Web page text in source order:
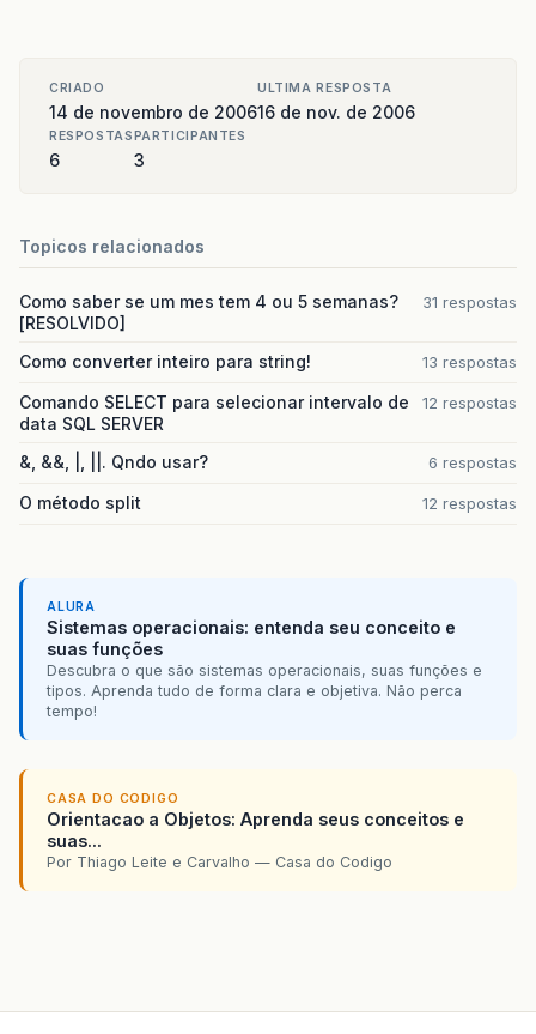
CRIADO
14 de novembro de 2006
ULTIMA RESPOSTA
16 de nov. de 2006
RESPOSTAS
6
PARTICIPANTES
3
Topicos relacionados
Como saber se um mes tem 4 ou 5 semanas?
[RESOLVIDO]
31 respostas
Como converter inteiro para string! 13 respostas
Comando SELECT para selecionar intervalo de
data SQL SERVER
12 respostas
&, &&, |, ||. Qndo usar? 6 respostas
O método split 12 respostas
ALURA
Sistemas operacionais: entenda seu conceito e
suas funções
Descubra o que são sistemas operacionais, suas funções e
tipos. Aprenda tudo de forma clara e objetiva. Não perca
tempo!
CASA DO CODIGO
Orientacao a Objetos: Aprenda seus conceitos e
suas...
Por Thiago Leite e Carvalho — Casa do Codigo